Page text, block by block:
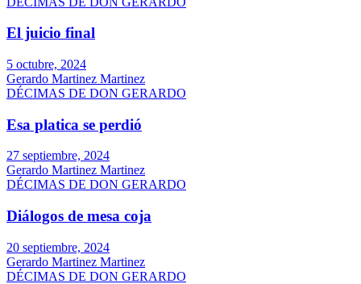
El juicio final
5 octubre, 2024
Gerardo Martinez Martinez
DÉCIMAS DE DON GERARDO
Esa platica se perdió
27 septiembre, 2024
Gerardo Martinez Martinez
DÉCIMAS DE DON GERARDO
Diálogos de mesa coja
20 septiembre, 2024
Gerardo Martinez Martinez
DÉCIMAS DE DON GERARDO